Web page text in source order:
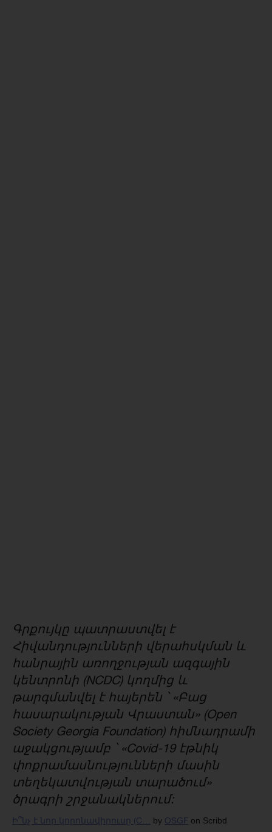
Գրքույկը պատրաստվել է
Հիվանդությունների վերահսկման և
հանրային առողջության ազգային
կենտրոնի (NCDC) կողմից և
թարգմանվել է հայերեն ՝ «Բաց
հասարակության Վրաստան» (Open
Society Georgia Foundation) հիմնադրամի
աջակցությամբ ՝ «Covid-19 էթնիկ
փոքրամասնությունների մասին
տեղեկատվության տարածում»
ծրագրի շրջանակներում:
Ի՞նչ է նոր կորոնավիրուսը (C… by OSGF on Scribd